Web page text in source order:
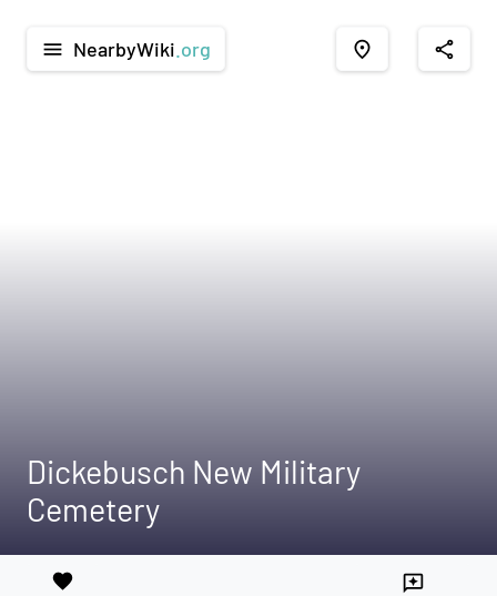
menu NearbyWiki .org place share
Dickebusch New Military
Cemetery
favorite reviews